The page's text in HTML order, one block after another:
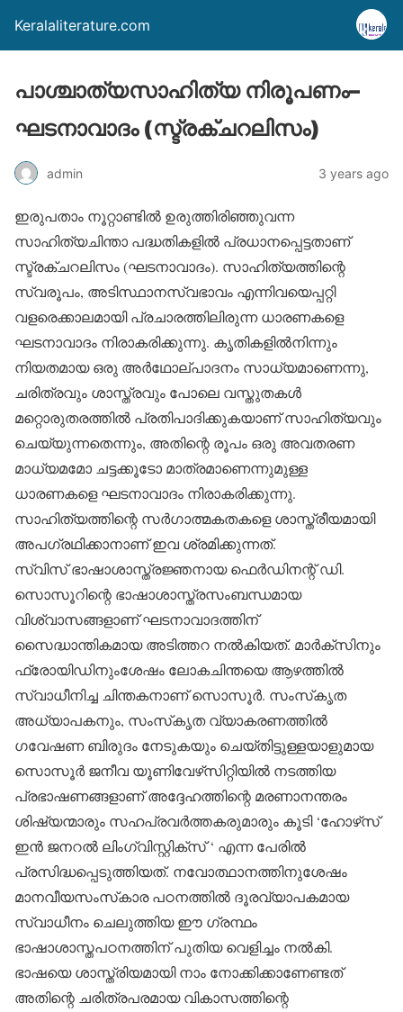
Keralaliterature.com
പാശ്ചാത്യസാഹിത്യ നിരൂപണം–
ഘടനാവാദം (സ്ട്രക്ചറലിസം)
admin 3 years ago
ഇരുപതാം നൂറ്റാണ്ടില്‍ ഉരുത്തിരിഞ്ഞുവന്ന
സാഹിത്യചിന്താ പദ്ധതികളില്‍ പ്രധാനപ്പെട്ടതാണ്
സ്ട്രക്ചറലിസം (ഘടനാവാദം). സാഹിത്യത്തിന്റെ
സ്വരൂപം, അടിസ്ഥാനസ്വഭാവം എന്നിവയെപ്പറ്റി
വളരെക്കാലമായി പ്രചാരത്തിലിരുന്ന ധാരണകളെ
ഘടനാവാദം നിരാകരിക്കുന്നു. കൃതികളില്‍നിന്നും
നിയതമായ ഒരു അര്‍ഥോല്പാദനം സാധ്യമാണെന്നു,
ചരിത്രവും ശാസ്ത്രവും പോലെ വസ്തുതകള്‍
മറ്റൊരുതരത്തില്‍ പ്രതിപാദിക്കുകയാണ് സാഹിത്യവും
ചെയ്യുന്നതെന്നും, അതിന്റെ രൂപം ഒരു അവതരണ
മാധ്യമമോ ചട്ടക്കൂടോ മാത്രമാണെന്നുമുള്ള
ധാരണകളെ ഘടനാവാദം നിരാകരിക്കുന്നു.
സാഹിത്യത്തിന്റെ സര്‍ഗാത്മകതകളെ ശാസ്ത്രീയമായി
അപഗ്രഥിക്കാനാണ് ഇവ ശ്രമിക്കുന്നത്.
സ്വിസ് ഭാഷാശാസ്ത്രജ്ഞനായ ഫെര്‍ഡിനന്റ് ഡി.
സൊസൂറിന്റെ ഭാഷാശാസ്ത്രസംബന്ധമായ
വിശ്വാസങ്ങളാണ് ഘടനാവാദത്തിന്
സൈദ്ധാന്തികമായ അടിത്തറ നല്‍കിയത്. മാര്‍ക്‌സിനും
ഫ്രോയിഡിനുംശേഷം ലോകചിന്തയെ ആഴത്തില്‍
സ്വാധീനിച്ച ചിന്തകനാണ് സൊസൂര്‍. സംസ്‌കൃത
അധ്യാപകനും, സംസ്‌കൃത വ്യാകരണത്തില്‍
ഗവേഷണ ബിരുദം നേടുകയും ചെയ്തിട്ടുള്ളയാളുമായ
സൊസൂര്‍ ജനീവ യൂണിവേഴ്‌സിറ്റിയില്‍ നടത്തിയ
പ്രഭാഷണങ്ങളാണ് അദ്ദേഹത്തിന്റെ മരണാനന്തരം
ശിഷ്യന്മാരും സഹപ്രവര്‍ത്തകരുമാരും കൂടി ‘ഹോഴ്‌സ്
ഇന്‍ ജനറല്‍ ലിംഗ്വിസ്റ്റിക്‌സ് ‘ എന്ന പേരില്‍
പ്രസിദ്ധപ്പെടുത്തിയത്. നവോത്ഥാനത്തിനുശേഷം
മാനവീയസംസ്‌കാര പഠനത്തില്‍ ദൂരവ്യാപകമായ
സ്വാധീനം ചെലുത്തിയ ഈ ഗ്രന്ഥം
ഭാഷാശാസ്തപഠനത്തിന് പുതിയ വെളിച്ചം നല്‍കി.
ഭാഷയെ ശാസ്ത്രിയമായി നാം നോക്കിക്കാണേണ്ടത്
അതിന്റെ ചരിത്രപരമായ വികാസത്തിന്റെ